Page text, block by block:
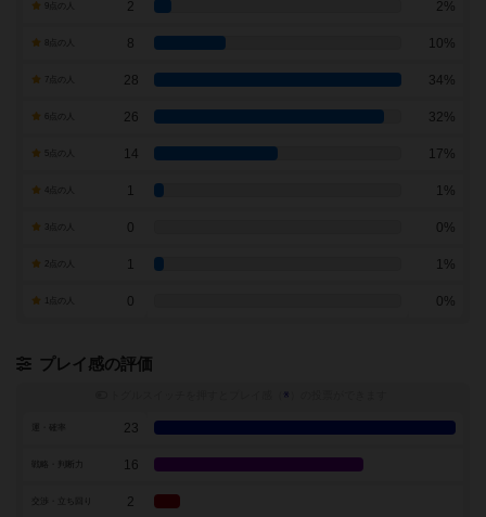
9点の人 2 2%
8 10%
7点の人 28 34%
26 32%
14 17%
1 1%
0 0%
1 1%
0 0%
プレイ感の評価
※
23
16
交渉・立ち回り 2